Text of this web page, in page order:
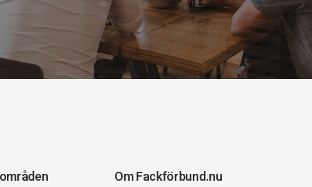
Om Fackförbund.nu